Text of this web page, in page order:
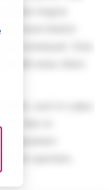
magna
exercitation
consequat. Duis
velit esse cillum
sunt in culpa
Sed ut
rem aperiam,